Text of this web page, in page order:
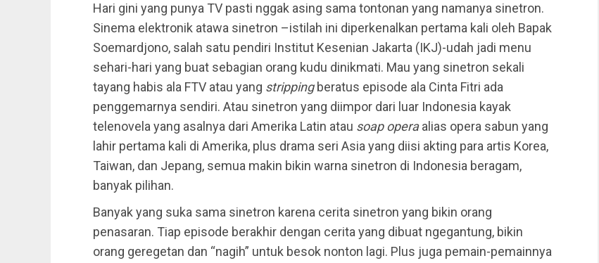
Hari gini yang punya TV pasti nggak asing sama tontonan yang namanya sinetron.
Sinema elektronik atawa sinetron –istilah ini diperkenalkan pertama kali oleh Bapak
Soemardjono, salah satu pendiri Institut Kesenian Jakarta (IKJ)-udah jadi menu
sehari-hari yang buat sebagian orang kudu dinikmati. Mau yang sinetron sekali
tayang habis ala FTV atau yang stripping beratus episode ala Cinta Fitri ada
penggemarnya sendiri. Atau sinetron yang diimpor dari luar Indonesia kayak
telenovela yang asalnya dari Amerika Latin atau soap operaalias opera sabun yang
lahir pertama kali di Amerika, plus drama seri Asia yang diisi akting para artis Korea,
Taiwan, dan Jepang, semua makin bikin warna sinetron di Indonesia beragam,
banyak pilihan.
Banyak yang suka sama sinetron karena cerita sinetron yang bikin orang
penasaran. Tiap episode berakhir dengan cerita yang dibuat ngegantung, bikin
orang geregetan dan “nagih” untuk besok nonton lagi. Plus juga pemain-pemainnya